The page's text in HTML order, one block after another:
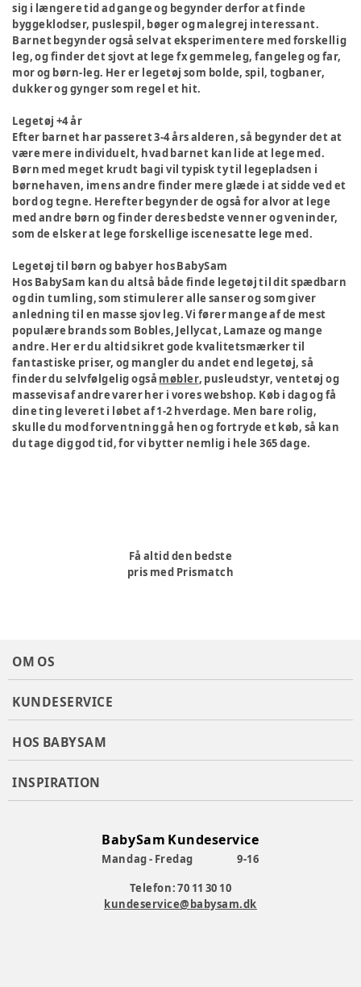
sig i længere tid ad gange og begynder derfor at finde
byggeklodser, puslespil, bøger og malegrej interessant.
Barnet begynder også selv at eksperimentere med forskellig
leg, og finder det sjovt at lege fx gemmeleg, fangeleg og far,
mor og børn-leg. Her er legetøj som bolde, spil, togbaner,
dukker og gynger som regel et hit.
Legetøj +4 år
Efter barnet har passeret 3-4 års alderen, så begynder det at
være mere individuelt, hvad barnet kan lide at lege med.
Børn med meget krudt bagi vil typisk ty til legepladsen i
børnehaven, imens andre finder mere glæde i at sidde ved et
bord og tegne. Herefter begynder de også for alvor at lege
med andre børn og finder deres bedste venner og veninder,
som de elsker at lege forskellige iscenesatte lege med.
Legetøj til børn og babyer hos BabySam
Hos BabySam kan du altså både finde legetøj til dit spædbarn
og din tumling, som stimulerer alle sanser og som giver
anledning til en masse sjov leg. Vi fører mange af de mest
populære brands som Bobles, Jellycat, Lamaze og mange
andre. Her er du altid sikret gode kvalitetsmærker til
fantastiske priser, og mangler du andet end legetøj, så
finder du selvfølgelig også møbler, pusleudstyr, ventetøj og
massevis af andre varer her i vores webshop. Køb i dag og få
dine ting leveret i løbet af 1-2 hverdage. Men bare rolig,
skulle du mod forventning gå hen og fortryde et køb, så kan
du tage dig god tid, for vi bytter nemlig i hele 365 dage.
Få altid den bedste
pris med Prismatch
OM OS
KUNDESERVICE
HOS BABYSAM
INSPIRATION
BabySam Kundeservice
Mandag - Fredag
9-16
Telefon: 70 11 30 10
kundeservice@babysam.dk